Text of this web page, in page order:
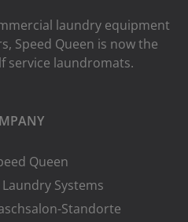
laundry equipment
Speed ​​Queen is now the
service laundromats.
Queen
Systems
Standorte